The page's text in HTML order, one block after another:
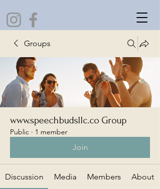
Groups
www.speechbudsllc.co Group
Public · 1 member
Join
Discussion Media Members About